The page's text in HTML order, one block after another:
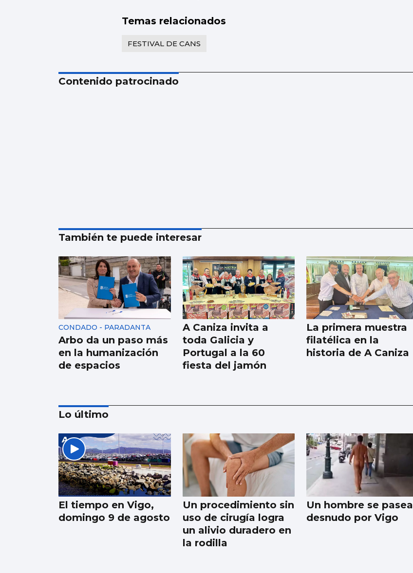
Temas relacionados
FESTIVAL DE CANS
Contenido patrocinado
También te puede interesar
CONDADO - PARADANTA
Arbo da un paso más
en la humanización
de espacios
A Caniza invita a
toda Galicia y
Portugal a la 60
fiesta del jamón
La primera muestra
filatélica en la
historia de A Caniza
Rueda inaugura el
‘MercaTea’ como
mercado de
excelencia
Lo último
El tiempo en Vigo,
domingo 9 de agosto
Un procedimiento sin
uso de cirugía logra
un alivio duradero en
la rodilla
Un hombre se pasea
desnudo por Vigo